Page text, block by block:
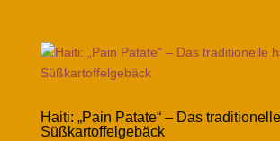
Haiti: „Pain Patate“ – Das
Süßkartoffelgebäck